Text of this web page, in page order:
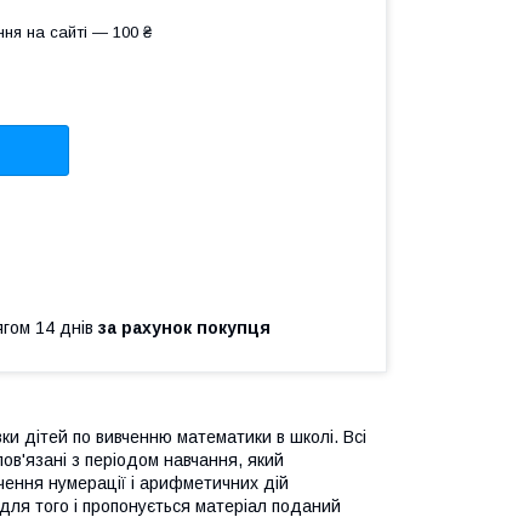
на сайті — 100 ₴
14 днів за рахунок покупця
дітей по вивченню математики в школі. Всі
з періодом навчання, який
нумерації і арифметичних дій
того і пропонується матеріал поданий